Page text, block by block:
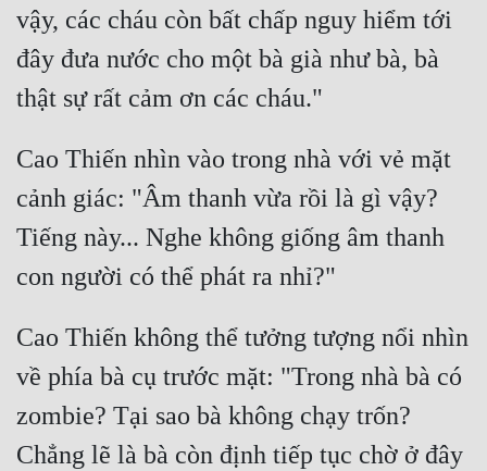
Kiếm Hiệp
Kỳ Huyễn
Kỳ Ảo
Linh Dị
Làm Giàu
Lịch Sử
Mưu Mô
Mạt Thế
Mỹ Thực
Ngôn Tình
Ngược
vậy, các cháu còn bất chấp nguy hiểm tới
đây đưa nước cho một bà già như bà, bà
thật sự rất cảm ơn các cháu."
Cao Thiến nhìn vào trong nhà với vẻ mặt
cảnh giác: "Âm thanh vừa rồi là gì vậy?
Tiếng này... Nghe không giống âm thanh
con người có thể phát ra nhỉ?"
Cao Thiến không thể tưởng tượng nổi nhìn
về phía bà cụ trước mặt: "Trong nhà bà có
zombie? Tại sao bà không chạy trốn?
Chẳng lẽ là bà còn định tiếp tục chờ ở đây